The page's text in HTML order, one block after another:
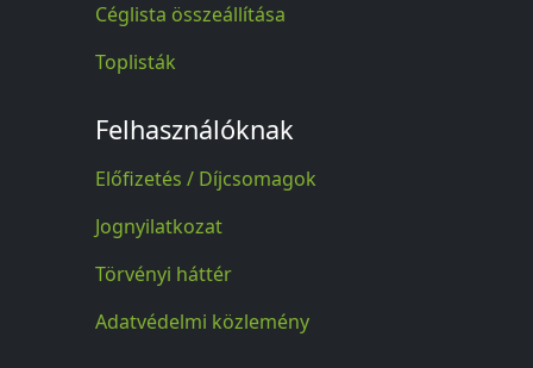
Céglista összeállítása
Toplisták
Felhasználóknak
Előfizetés / Díjcsomagok
Jognyilatkozat
Törvényi háttér
Adatvédelmi közlemény